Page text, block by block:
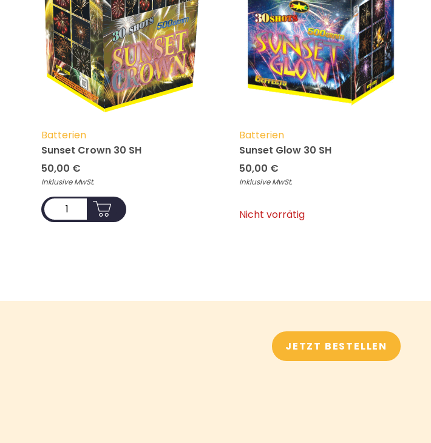
Batterien
Sunset Crown 30 SH
50,00 €
Inklusive MwSt.
Batterien
Sunset Glow 30 SH
50,00 €
Inklusive MwSt.
Nicht vorrätig
JETZT BESTELLEN